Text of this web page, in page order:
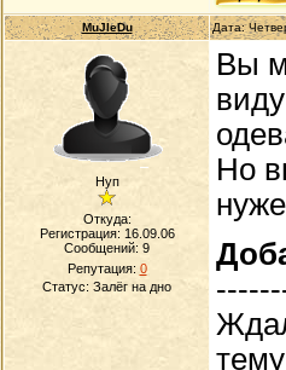
MuJIeDu Дата:
Нуп
Откуда:
Регистрация: 16.09.06
Сообщений: 9
Репутация: 0
Статус: Залёг на дно
Вы
Но
тему